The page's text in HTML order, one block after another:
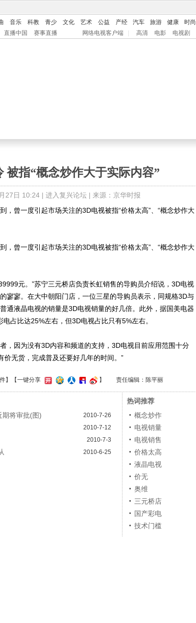
音乐 科教 青少 文化 艺术 公益 产经 汽车 旅游 健康 时尚
直播中国 赛事直播 网络电视客户端 高清 电影 电视剧
被指“概念炒作大于实际内容”
27日 10:24 | 进入复兴论坛| 来源：京华时报
曾一度引起市场关注的3D电视被指“价格太高”、“概念炒作大
曾一度引起市场关注的3D电视被指“价格太高”、“概念炒作大
元。”苏宁三元桥店负责长虹销售的导购员介绍说，3D电视
寥寥。在大中朝阳门店，一位三星的导购员表示，同规格3D与
通液晶电视的销量是3D电视销量的好几倍。此外，据国美电器
占比达25%左右，但3D电视占比只有5%左右。
因为没有3D内容和频道的支持，3D电视目前应用范围十分
价无货，完成普及还要好几年的时间。”
】 【一键分享 】 责任编辑：陈平丽
期将审批(图)
2010-7-26
2010-7-12
2010-7-3
2010-6-25
热词推荐
概念炒作
电视销量
电视销售
价格太高
液晶电视
价无
奥维
三元桥店
国产彩电
技术门槛